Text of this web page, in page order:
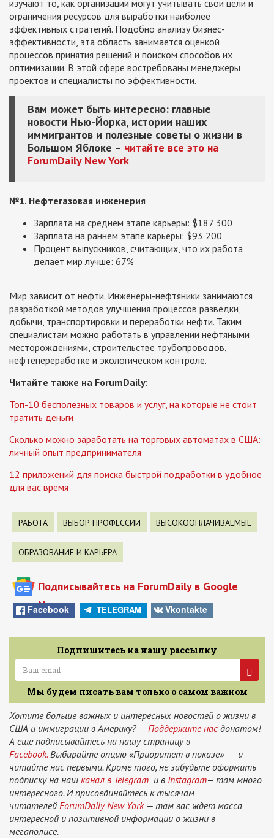
изучают то, как организации могут учитывать свои цели и
ограничения ресурсов для выработки наиболее
эффективных стратегий. Подобно анализу бизнес-
эффективности, эта область занимается оценкой
процессов принятия решений и поиском способов их
оптимизации. В этой сфере востребованы менеджеры
проектов и специалисты по эффективности.
Вам может быть интересно: главные
новости Нью-Йорка, истории наших
иммигрантов и полезные советы о жизни в
Большом Яблоке – читайте все это на
ForumDaily New York
№1. Нефтегазовая инженерия
Зарплата на среднем этапе карьеры: $187 300
Зарплата на раннем этапе карьеры: $93 200
Процент выпускников, считающих, что их работа
делает мир лучше: 67%
Мир зависит от нефти. Инженеры-нефтяники занимаются
разработкой методов улучшения процессов разведки,
добычи, транспортировки и переработки нефти. Таким
специалистам можно работать в управлении нефтяными
месторождениями, строительстве трубопроводов,
нефтепереработке и экологическом контроле.
Читайте также на ForumDaily:
Топ-10 бесполезных товаров и услуг, на которые не стоит
тратить деньги
Сколько можно заработать на торговых автоматах в США:
личный опыт предпринимателя
12 приложений для поиска быстрой подработки в удобное
для вас время
РАБОТА ВЫБОР ПРОФЕССИИ ВЫСОКООПЛАЧИВАЕМЫЕ
ОБРАЗОВАНИЕ И КАРЬЕРА
Подписывайтесь на ForumDaily в Google
News
Facebook TELEGRAM Vkontakte
Подпишитесь на нашу рассылку
Мы будем писать вам только о самом важном
Хотите больше важных и интересных новостей о жизни в
США и иммиграции в Америку? — Поддержите нас донатом!
А еще подписывайтесь на нашу страницу в
Facebook.Выбирайте опцию «Приоритет в показе» — и
читайте нас первыми. Кроме того, не забудьте оформить
подписку на наш канал в Telegram и в Instagram— там много
интересного. И присоединяйтесь к тысячам
читателей ForumDaily New York— там вас ждет масса
интересной и позитивной информации о жизни в
мегаполисе.